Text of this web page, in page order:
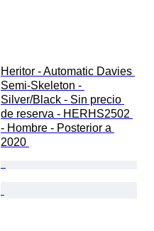
Heritor - Automatic Davies
Semi-Skeleton -
Silver/Black - Sin precio
de reserva - HERHS2502
- Hombre - Posterior a
2020